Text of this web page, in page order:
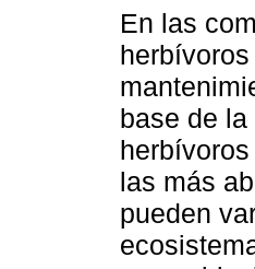
En las
base de
las más
pueden